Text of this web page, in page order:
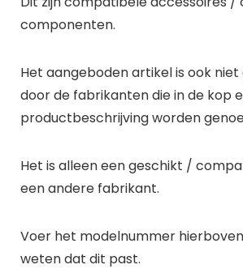
componenten.
Het aangeboden artikel is ook
door de fabrikanten die in de kop
productbeschrijving worden
Het is alleen een geschikt /
een andere fabrikant.
Voer het modelnummer
weten dat dit past.